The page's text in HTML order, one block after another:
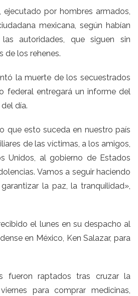
ejecutado por hombres armados,
mexicana, según habían
autoridades, que siguen sin
de los rehenes.
la muerte de los secuestrados
federal entregará un informe del
día.
que esto suceda en nuestro país
de las víctimas, a los amigos,
Unidos, al gobierno de Estados
Vamos a seguir haciendo
la paz, la tranquilidad»,
el lunes en su despacho al
en México, Ken Salazar, para
fueron raptados tras cruzar la
para comprar medicinas,